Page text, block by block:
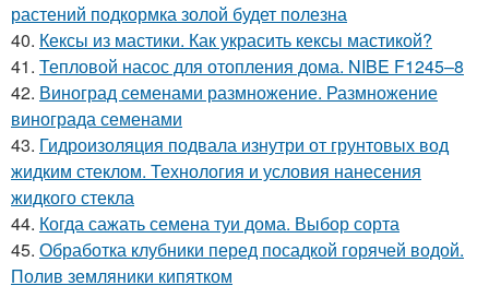
растений подкормка золой будет полезна
40. Кексы из мастики. Как украсить кексы мастикой?
41. Тепловой насос для отопления дома. NIBE F1245–8
42. Виноград семенами размножение. Размножение
винограда семенами
43. Гидроизоляция подвала изнутри от грунтовых вод
жидким стеклом. Технология и условия нанесения
жидкого стекла
44. Когда сажать семена туи дома. Выбор сорта
45. Обработка клубники перед посадкой горячей водой.
Полив земляники кипятком